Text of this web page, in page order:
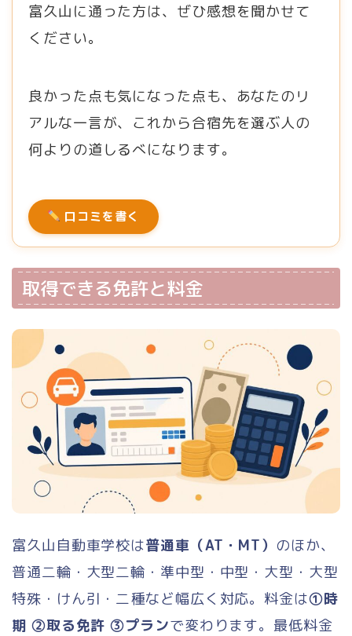
富久山に通った方は、ぜひ感想を聞かせて
ください。
良かった点も気になった点も、あなたのリ
アルな一言が、これから合宿先を選ぶ人の
何よりの道しるべになります。
口コミを書く
取得できる免許と料金
富久山自動車学校は普通車（AT・MT） のほか、
普通二輪・大型二輪・準中型・中型・大型・大型
特殊・けん引・二種など幅広く対応。料金は①時
期 ②取る免許 ③プランで変わります。最低料金